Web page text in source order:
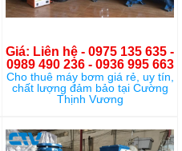
Giá: Liên hệ - 0975 135 635 -
0989 490 236 - 0936 995 663
Cho thuê máy bơm giá rẻ, uy tín,
chất lượng đảm bảo tại Cường
Thịnh Vương